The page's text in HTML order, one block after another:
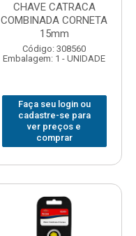
CHAVE CATRACA
COMBINADA CORNETA
15mm
Código: 308560
Embalagem: 1 - UNIDADE
Faça seu login ou
cadastre-se para
ver preços e
comprar